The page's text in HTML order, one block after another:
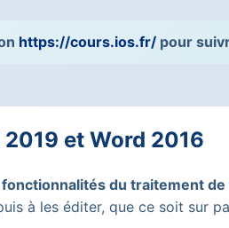
https://cours.ios.fr/ pour
et Word 2016
fonctionnalités du traitement
à les éditer, que ce soit sur